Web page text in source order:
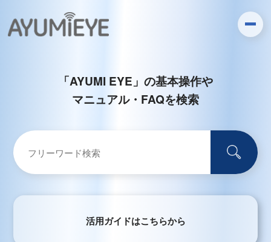
「AYUMI EYE」の基本操作や
マニュアル・FAQを検索
活用ガイドはこちらから